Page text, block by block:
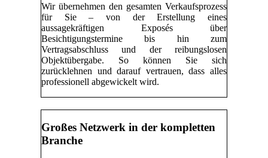
Wir übernehmen den gesamten Verkaufsprozess
für Sie – von der Erstellung eines
aussagekräftigen Exposés über
Besichtigungstermine bis hin zum
Vertragsabschluss und der reibungslosen
Objektübergabe. So können Sie sich
zurücklehnen und darauf vertrauen, dass alles
professionell abgewickelt wird.
Großes Netzwerk in der kompletten
Branche